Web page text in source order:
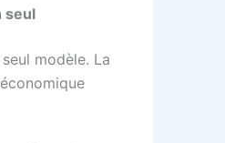
seul
modèle. La